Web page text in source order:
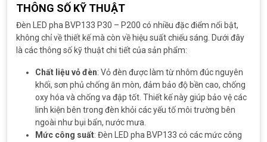
THÔNG SỐ KỸ THUẬT
Đèn LED pha BVP133 P30 – P200 có nhiều đặc điểm nổi bật,
không chỉ về thiết kế mà còn về hiệu suất chiếu sáng. Dưới đây
là các thông số kỹ thuật chi tiết của sản phẩm:
Chất liệu vỏ đèn: Vỏ đèn được làm từ nhôm đúc nguyên
khối, sơn phủ chống ăn mòn, đảm bảo độ bền cao, chống
oxy hóa và chống va đập tốt. Thiết kế này giúp bảo vệ các
linh kiện bên trong đèn khỏi các yếu tố môi trường bên
ngoài như bụi bẩn, nước mưa.
Mức công suất: Đèn LED pha BVP133 có các mức công